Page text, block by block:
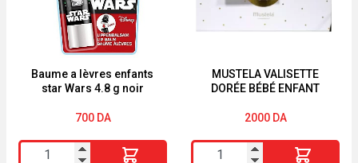
Multicolore
Atmosphera
for
Kids
Baume a lèvres enfants
star Wars 4.8 g noir
700 DA
quantité
MUSTELA VALISETTE
DORÉE BÉBÉ ENFANT
2000 DA
quantité